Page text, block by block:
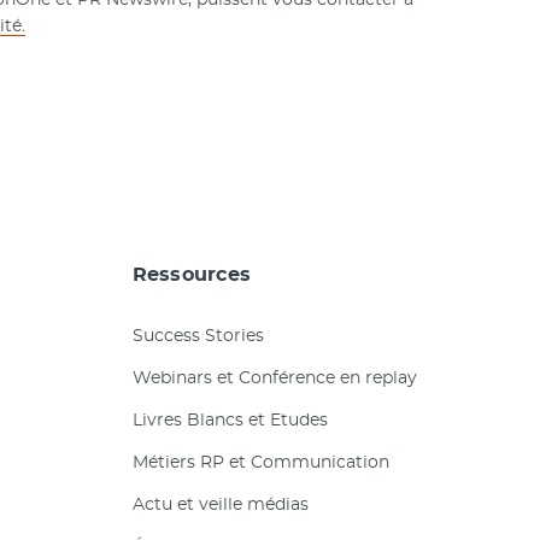
Ressources
Success Stories
Webinars et Conférence en replay
Livres Blancs et Etudes
Métiers RP et Communication
Actu et veille médias